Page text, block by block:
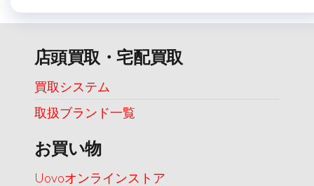
店頭買取・宅配買取
買取システム
取扱ブランド一覧
お買い物
Uovoオンラインストア